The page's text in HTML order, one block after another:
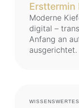
Ersttermin
Moderne
digital –
Anfang an
ausgerichtet.